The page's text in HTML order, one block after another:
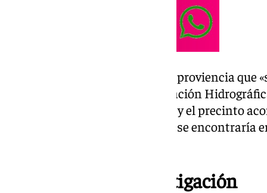
El juzgado exponía en su nueva proviencia que
no autorizados por la Confederación
ampliar las medidas cautelares y el precinto
número ocho, que al parecer no se
Auto inicial de investigación